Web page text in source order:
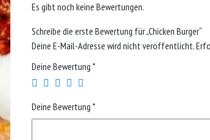
Es gibt noch keine Bewertungen.
Schreibe die erste Bewertung für „Chicken Burger“
Deine E-Mail-Adresse wird nicht veröffentlicht.
Deine Bewertung *
Deine Bewertung *